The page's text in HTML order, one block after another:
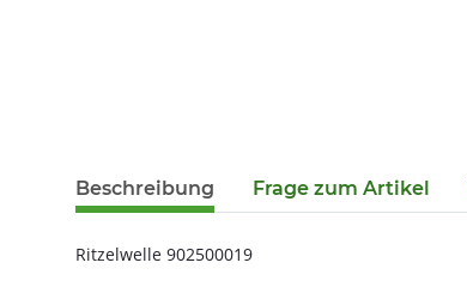
Beschreibung Frage zum Artikel
Ritzelwelle 902500019